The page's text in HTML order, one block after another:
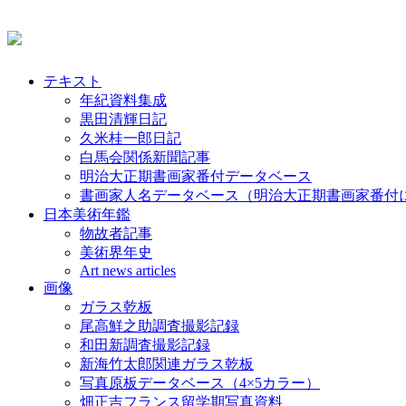
テキスト
年紀資料集成
黒田清輝日記
久米桂一郎日記
白馬会関係新聞記事
明治大正期書画家番付データベース
書画家人名データベース（明治大正期書画家番付
日本美術年鑑
物故者記事
美術界年史
Art news articles
画像
ガラス乾板
尾高鮮之助調査撮影記録
和田新調査撮影記録
新海竹太郎関連ガラス乾板
写真原板データベース（4×5カラー）
畑正吉フランス留学期写真資料